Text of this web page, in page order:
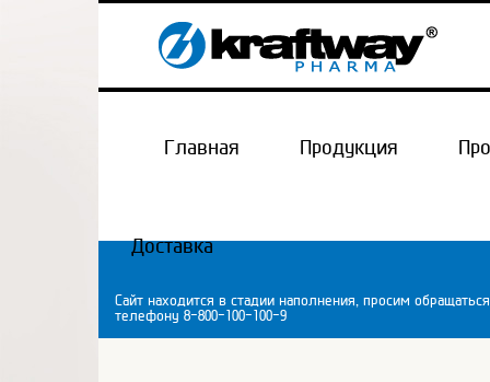
Главная Продукция
Доставка
Сайт находится в стадии наполнения, просим
телефону 8-800-100-100-9